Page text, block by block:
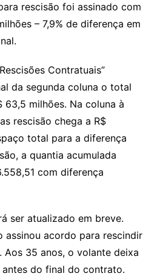
rescisão foi assinado com
– 7,9% de diferença em
Contratuais”
da segunda coluna o total
63,5 milhões. Na coluna à
rescisão chega a R$
total para a diferença
a quantia acumulada
com diferença
ser atualizado em breve.
assinou acordo para rescindir
35 anos, o volante deixa
do final do contrato.